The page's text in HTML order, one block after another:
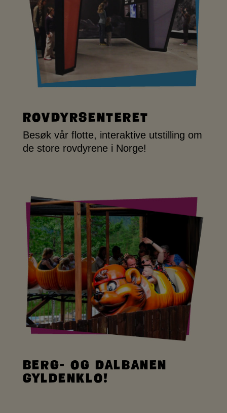
Rovdyrsenteret
Besøk vår flotte, interaktive utstilling om
de store rovdyrene i Norge!
Berg- og dalbanen
Gyldenklo!